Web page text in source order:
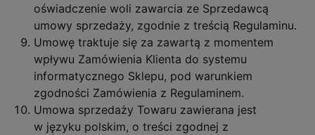
oświadczenie woli zawarcia ze Sprzedawcą
umowy sprzedaży, zgodnie z treścią Regulaminu.
Umowę traktuje się za zawartą z momentem
wpływu Zamówienia Klienta do systemu
informatycznego Sklepu, pod warunkiem
zgodności Zamówienia z Regulaminem.
Umowa sprzedaży Towaru zawierana jest
w języku polskim, o treści zgodnej z